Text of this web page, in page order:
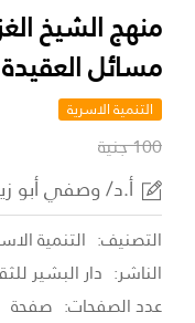
منهج الشيخ
مسائل العقيدة
التنمية الاسرية
100 جنية
أ.د/ وصفي أبو
التصنيف: التنمية
الناشر: دار البشير
عدد الصفحات: صفحة